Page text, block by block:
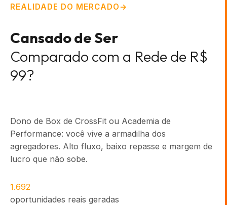
REALIDADE DO MERCADO
Cansado de Ser
Comparado com a Rede de R$
99?
Dono de Box de CrossFit ou Academia de
Performance: você vive a armadilha dos
agregadores. Alto fluxo, baixo repasse e margem de
lucro que não sobe.
1.692
oportunidades reais geradas